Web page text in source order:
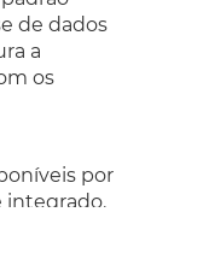
de dados
a
os
por
integrado.